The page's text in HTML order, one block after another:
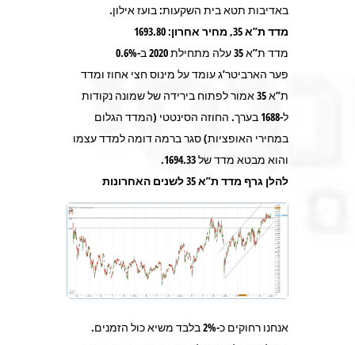
באדיבות תטא בית השקעות: בועז אילון.
מדד ת”א 35, מחיר אחרון: 1693.80
מדד ת”א 35 עלה מתחילת 2020 ב-0.6%
פער הארביטר’ג עומד על מינוס חצי אחוז ומדד
ת”א 35 אמור לפתוח בירידה של שמונה נקודות
ל-1688 בערך. החוזה הסינטטי (המדד הגלום
במחירי האופציות) סגר ברמה דומה למדד עצמו
והוא מבטא מדד של 1694.33.
להלן גרף מדד ת”א 35 לשנים האחרונות
אנחנו רחוקים כ-2% בלבד משיא כול הזמנים.